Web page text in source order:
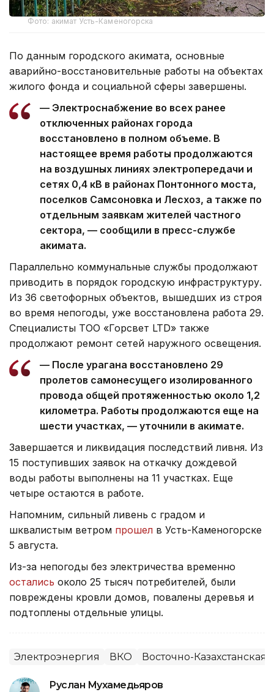
Фото: акимат Усть-Каменогорска
По данным городского акимата, основные
аварийно-восстановительные работы на объектах
жилого фонда и социальной сферы завершены.
— Электроснабжение во всех ранее
отключенных районах города
восстановлено в полном объеме. В
настоящее время работы продолжаются
на воздушных линиях электропередачи и
сетях 0,4 кВ в районах Понтонного моста,
поселков Самсоновка и Лесхоз, а также по
отдельным заявкам жителей частного
сектора, — сообщили в пресс-службе
акимата.
Параллельно коммунальные службы продолжают
приводить в порядок городскую инфраструктуру.
Из 36 светофорных объектов, вышедших из строя
во время непогоды, уже восстановлена работа 29.
Специалисты ТОО «Горсвет LTD» также
продолжают ремонт сетей наружного освещения.
— После урагана восстановлено 29
пролетов самонесущего изолированного
провода общей протяженностью около 1,2
километра. Работы продолжаются еще на
шести участках, — уточнили в акимате.
Завершается и ликвидация последствий ливня. Из
15 поступивших заявок на откачку дождевой
воды работы выполнены на 11 участках. Еще
четыре остаются в работе.
Напомним, сильный ливень с градом и
шквалистым ветром прошел в Усть-Каменогорске
5 августа.
Из-за непогоды без электричества временно
остались около 25 тысяч потребителей, были
повреждены кровли домов, повалены деревья и
подтоплены отдельные улицы.
Электроэнергия ВКО Восточно-Казахстанская
Руслан Мухамедьяров